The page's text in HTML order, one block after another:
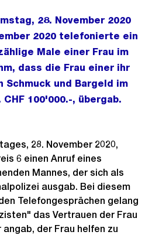
28. November 2020
2020 telefonierte ein
Male einer Frau im
dass die Frau einer ihr
Schmuck und Bargeld im
100'000.-, übergab.
28. November 2020,
6 einen Anruf eines
Mannes, der sich als
ausgab. Bei diesem
Telefongesprächen gelang
das Vertrauen der Frau
angab, der Frau helfen zu